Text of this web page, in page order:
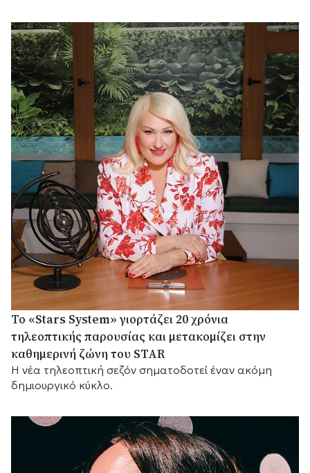
Το «Stars System» γιορτάζει 20 χρόνια
τηλεοπτικής παρουσίας και μετακομίζει στην
καθημερινή ζώνη του STAR
Η νέα τηλεοπτική σεζόν σηματοδοτεί έναν ακόμη
δημιουργικό κύκλο.